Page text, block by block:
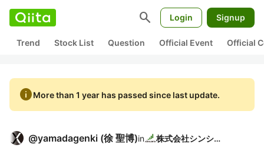
search Login Signup
Trend Stock List Question Official Event Official
infoMore than 1 year has passed since last update.
@yamadagenki (徐 聖博)in 株式会社シンシア